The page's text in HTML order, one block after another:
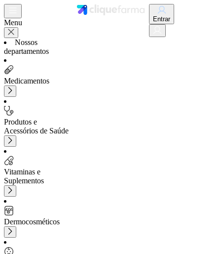
Menu
Nossos
departamentos
Medicamentos
Produtos e
Acessórios de Saúde
Vitaminas e
Suplementos
Dermocosméticos
Entrar